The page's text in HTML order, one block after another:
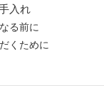
入れ
る前に
くために